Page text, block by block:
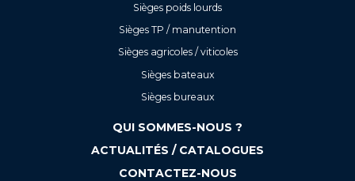
Sièges poids lourds
Sièges TP / manutention
Sièges agricoles / viticoles
Sièges bateaux
Sièges bureaux
QUI SOMMES-NOUS ?
ACTUALITÉS / CATALOGUES
CONTACTEZ-NOUS